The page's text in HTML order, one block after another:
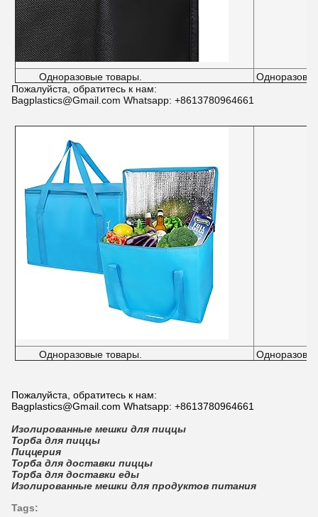
Одноразовые товары.
Пожалуйста, обратитесь к нам:
Bagplastics@Gmail.com Whatsapp: +8613780964661
Одноразовые товары.
Пожалуйста, обратитесь к нам:
Bagplastics@Gmail.com Whatsapp: +8613780964661
Изолированные мешки для пиццы
Торба для пиццы
Пиццерия
Торба для доставки пиццы
Торба для доставки еды
Изолированные мешки для продуктов питания
Tags: